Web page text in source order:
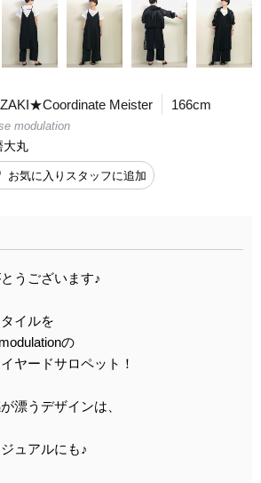
Meister 166cm
modulation
大丸
お気に入りスタッフに追加
うございます♪
イルを
の
ヤードサロペット！
漂うデザインは、
ュアルにも♪